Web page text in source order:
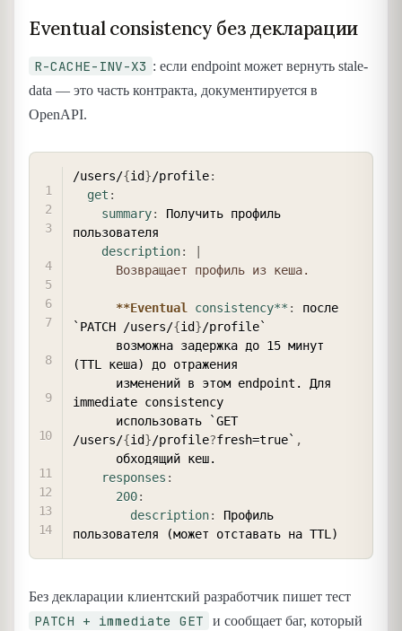
Eventual consistency без декларации
R-CACHE-INV-X3 : если endpoint может вернуть stale-
data — это часть контракта, документируется в
OpenAPI.
/users/{id}/profile:
get :
summary:
Получить профиль
пользователя
description:
      Возвращает профиль из кеша.
**Eventual consistency** :
после
`PATCH /users/{id}/profile`
(TTL кеша) до отражения
immediate consistency
/users/{id}/profile?fresh=true` ,
responses :
200:
description:
Профиль
Без декларации клиентский разработчик пишет тест
PATCH + immediate GET
и сообщает баг, который